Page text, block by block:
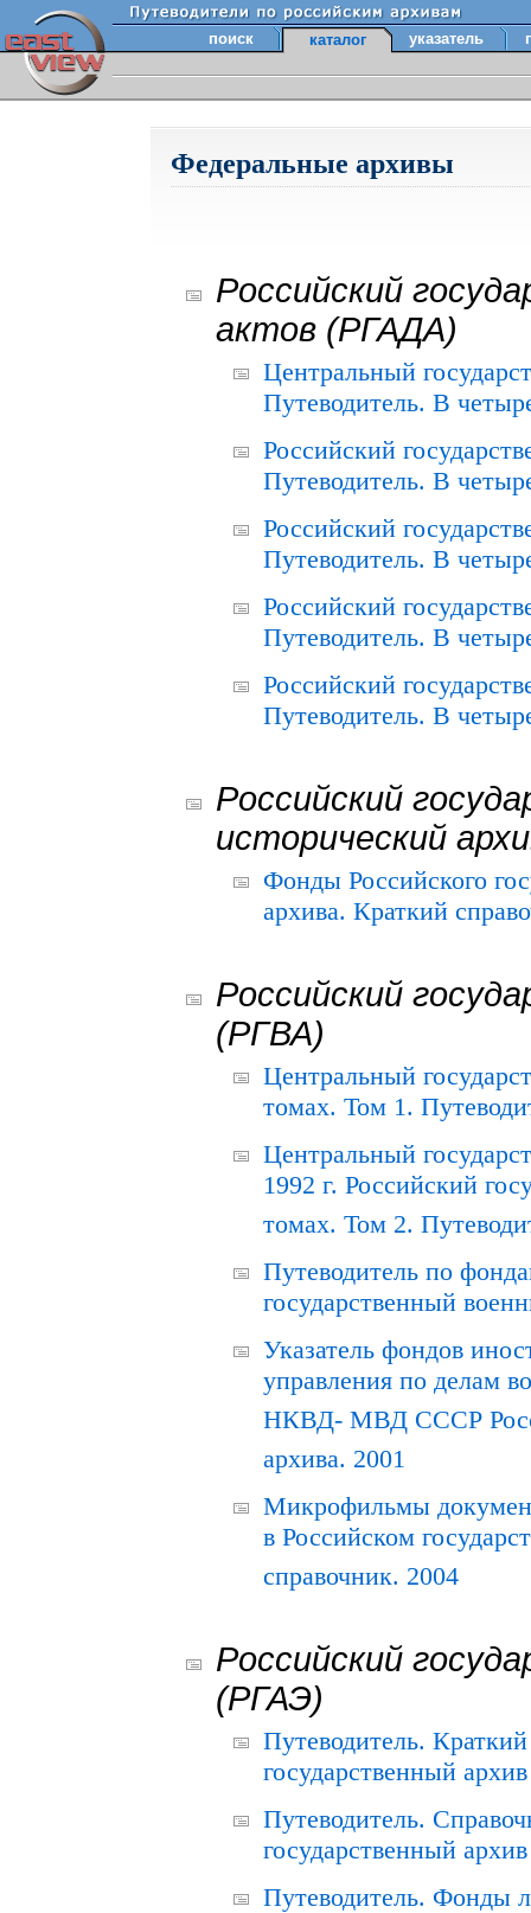
поиск каталог указатель
Федеральные архивы
Российский
актов (РГАДА)
Центральный
Путеводитель. В
Российский
Путеводитель. В
Российский
Путеводитель. В
Российский
Путеводитель. В
Российский
Путеводитель. В
Российский
исторический
Фонды Российского
архива. Краткий
Российский
(РГВА)
Центральный
томах. Том 1.
Центральный
1992 г. Российский
томах. Том 2.
Путеводитель по
государственный
Указатель фондов
управления по делам
НКВД- МВД СССР
архива. 2001
Микрофильмы
в Российском
справочник. 2004
Российский
(РГАЭ)
Путеводитель.
государственный
Путеводитель.
государственный
Путеводитель. Фонды